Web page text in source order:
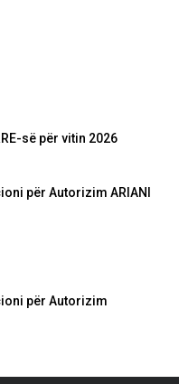
së për vitin 2026
për Autorizim ARIANI
për Autorizim